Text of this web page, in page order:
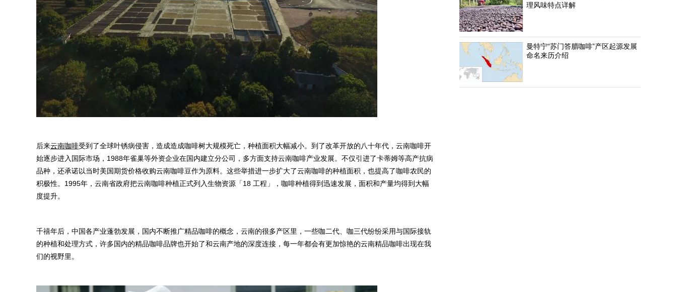
后来云南咖啡受到了全球叶锈病侵害，造成造成咖啡树大规模死亡，种植面积大幅减小。到了改革开放的八十年代，云南咖啡开
始逐步进入国际市场，1988年雀巢等外资企业在国内建立分公司，多方面支持云南咖啡产业发展。不仅引进了卡蒂姆等高产抗病
品种，还承诺以当时美国期货价格收购云南咖啡豆作为原料。这些举措进一步扩大了云南咖啡的种植面积，也提高了咖啡农民的
积极性。1995年，云南省政府把云南咖啡种植正式列入生物资源「18 工程」，咖啡种植得到迅速发展，面积和产量均得到大幅
度提升。
千禧年后，中国各产业蓬勃发展，国内不断推广精品咖啡的概念，云南的很多产区里，一些咖二代、咖三代纷纷采用与国际接轨
的种植和处理方式，许多国内的精品咖啡品牌也开始了和云南产地的深度连接，每一年都会有更加惊艳的云南精品咖啡出现在我
们的视野里。
理风味特点详解
曼特宁“苏门答腊咖啡”产区起源发展
命名来历介绍